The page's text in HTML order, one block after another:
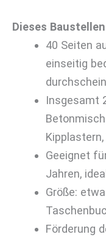
Dieses
40 Seiten
einseitig
Insgesamt
Geeignet
Jahren,
Größe:
Förderung